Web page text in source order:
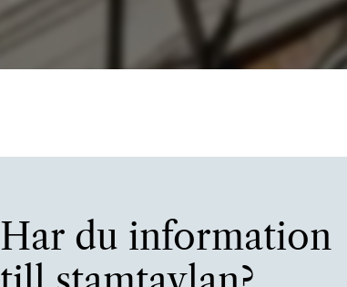
Har du information